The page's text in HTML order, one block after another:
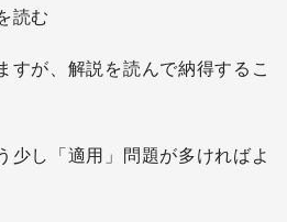
読む
が、解説を読んで納得するこ
少し「適用」問題が多ければよ